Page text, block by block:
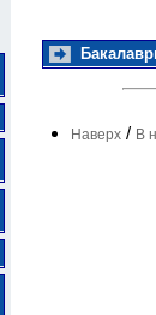
Наверх / В